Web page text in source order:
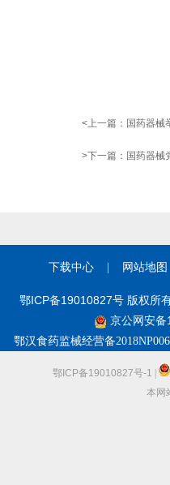
<上一篇： 国药器械
>下一篇： 国药器械
下载中心 网站地图
鄂ICP备19010827号 版权所
京公网安
鄂汉食药监械经营备
鄂ICP备19010827号-1
本网